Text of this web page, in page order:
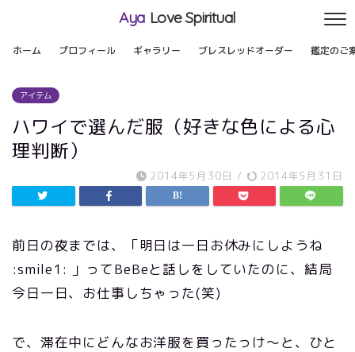
Aya Love Spiritual
ホーム プロフィール ギャラリー ブレスレッドオーダー 鑑定のご
アイテム
ハワイで選んだ服（好きな色による心
理判断）
2014年5月30日 / 2014年5月31日
前日の夜までは、「明日は一日お休みにしようね
:smile1: 」ってBeBeと話しをしていたのに、結局
今日一日、お仕事しちゃった(笑)
で、滞在中にどんなお洋服を買ったっけ～と、ひと